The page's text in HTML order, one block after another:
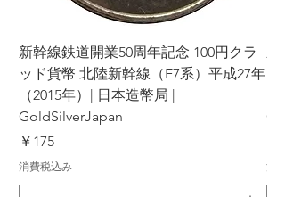
新幹線鉄道開業50周年記念 100円クラ
ッド貨幣 北陸新幹線（E7系）平成27年
（2015年）| 日本造幣局 |
GoldSilverJapan
価格
￥175
消費税込み 消